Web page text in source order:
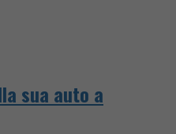
sua auto a